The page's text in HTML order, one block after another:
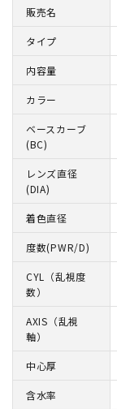
販売名
タイプ
内容量
カラー
ベースカーブ
(BC)
レンズ直径
(DIA)
着色直径
度数(PWR/D)
CYL（乱視度
数）
AXIS（乱視
軸）
中心厚
含水率